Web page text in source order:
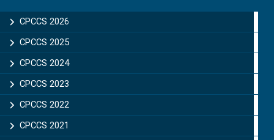
Sidebar
CPCCS 2026
CPCCS 2025
CPCCS 2024
CPCCS 2023
CPCCS 2022
CPCCS 2021